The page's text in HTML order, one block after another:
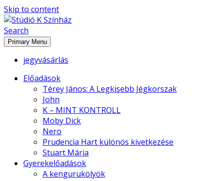
Skip to content
Stúdió K Színház
Search
Primary Menu
jegyvásárlás
Előadások
Térey János: A Legkisebb Jégkorszak
John
K – MINT KONTROLL
Moby Dick
Nero
Prudencia Hart különös kivetkezése
Stuart Mária
Gyerekelőadások
A kengurukölyök